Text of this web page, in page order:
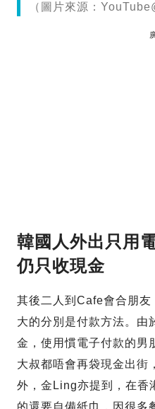
（圖片來源：
韓國人外出只用
仍只收現金
其後二人到Cafe會合朋
大的分別是付款方法。由
金，使用慣電子付款的男
大叔都唔會再袋現金出街
外，金Ling亦提到，在香